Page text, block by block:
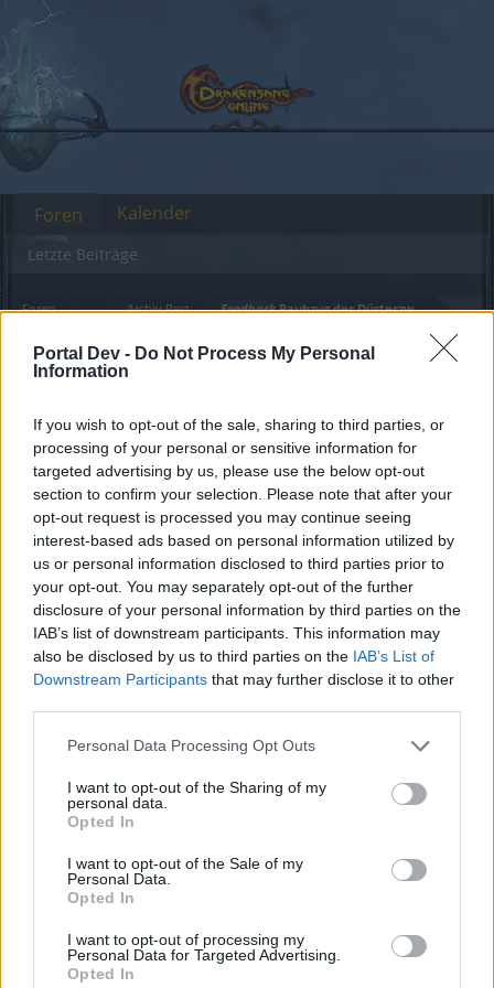
Portal Dev - Do Not Process My Personal
Information
If you wish to opt-out of the sale, sharing to third parties, or
processing of your personal or sensitive information for
targeted advertising by us, please use the below opt-out
section to confirm your selection. Please note that after your
opt-out request is processed you may continue seeing
interest-based ads based on personal information utilized by
us or personal information disclosed to third parties prior to
your opt-out. You may separately opt-out of the further
disclosure of your personal information by third parties on the
IAB’s list of downstream participants. This information may
also be disclosed by us to third parties on the IAB’s List of
Downstream Participants that may further disclose it to other
Personal Data Processing Opt Outs
I want to opt-out of the Sharing of my
personal data.
Opted In
I want to opt-out of the Sale of my
Personal Data.
Opted In
I want to opt-out of processing my
Personal Data for Targeted Advertising.
Opted In
Foren ... Archiv Rest FeedbackRaubzug der Düsterzwerge
Mitglieder, denen der Beitrag #563
gefällt
Liebe(r) Forum-Leser/in,
wenn Du in diesem Forum aktiv an den
Gesprächen teilnehmen oder eigene Themen
starten möchtest, musst Du Dich bitte zunächst im
Spiel einloggen. Falls Du noch keinen Spielaccount
besitzt, bitte registriere Dich neu. Wir freuen uns
auf Deinen nächsten Besuch in unserem Forum!
„Zum Spiel“
Thema: Feedback Raubzug der Düsterzwerge
Beiträge: 300 Zustimmungen: 241 Punkte für Erfolge: 310
29 Mai 2015
last_man_standing
Admiral des Forums
Beiträge:
28 Mai 2015
Glaskanönchen
Forenkommissar
28 Mai 2015
znoog
Kommandant des Forums
Foren
Letzte Beiträge
Kalender